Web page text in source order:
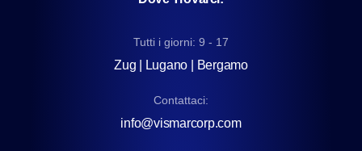
Tutti i giorni: 9 - 17
Zug | Lugano | Bergamo
Contattaci:
info@vismarcorp.com